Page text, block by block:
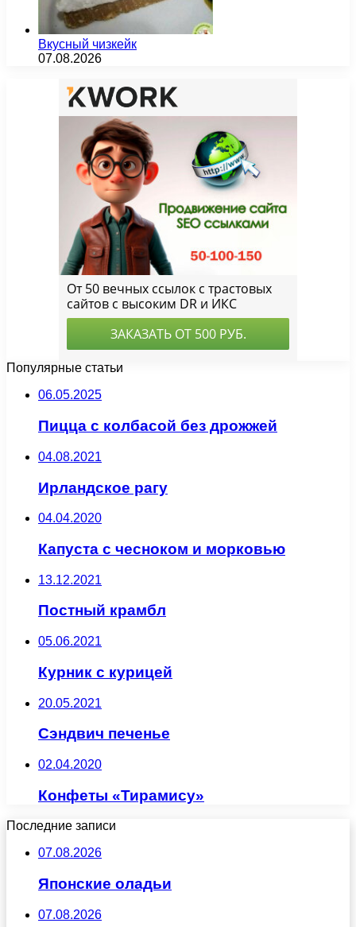
Вкусный чизкейк
07.08.2026
Популярные статьи
06.05.2025
Пицца с колбасой без дрожжей
04.08.2021
Ирландское рагу
04.04.2020
Капуста с чесноком и морковью
13.12.2021
Постный крамбл
05.06.2021
Курник с курицей
20.05.2021
Сэндвич печенье
02.04.2020
Конфеты «Тирамису»
Последние записи
07.08.2026
Японские оладьи
07.08.2026